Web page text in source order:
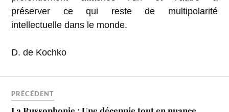
préserver ce qui reste de multipolarité
intellectuelle dans le monde.
D. de Kochko
PRÉCÉDENT